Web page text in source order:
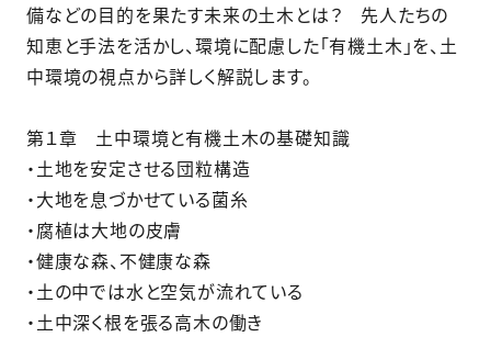
備などの目的を果たす未来の土木とは？ 先人たちの
知恵と手法を活かし、環境に配慮した「有機土木」を、土
中環境の視点から詳しく解説します。
第１章 土中環境と有機土木の基礎知識
・土地を安定させる団粒構造
・大地を息づかせている菌糸
・腐植は大地の皮膚
・健康な森、不健康な森
・土の中では水と空気が流れている
・土中深く根を張る高木の働き